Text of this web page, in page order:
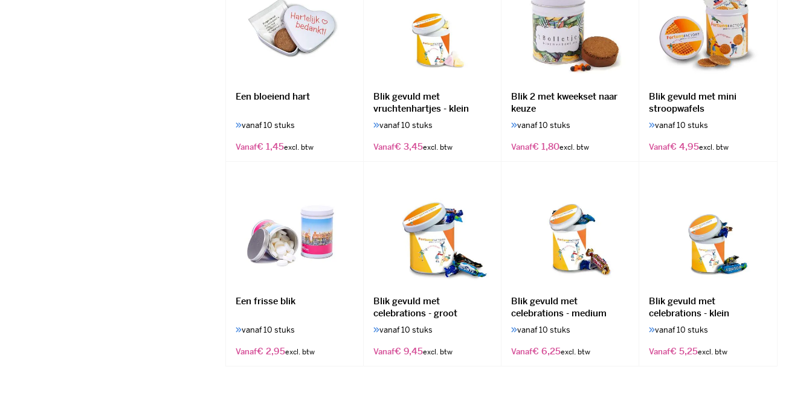
Een bloeiend hart
vanaf 10 stuks
Vanaf€ 1,45
Blik gevuld met
vruchtenhartjes - klein
vanaf 10 stuks
Vanaf€ 3,45
Blik 2 met kweekset naar
keuze
vanaf 10 stuks
Vanaf€ 1,80
Blik gevuld met mini
stroopwafels
vanaf 10 stuks
Vanaf€ 4,95
Een frisse blik
vanaf 10 stuks
Vanaf€ 2,95
Blik gevuld met
celebrations - groot
vanaf 10 stuks
Vanaf€ 9,45
Blik gevuld met
celebrations - medium
vanaf 10 stuks
Vanaf€ 6,25
Blik gevuld met
celebrations - klein
vanaf 10 stuks
Vanaf€ 5,25